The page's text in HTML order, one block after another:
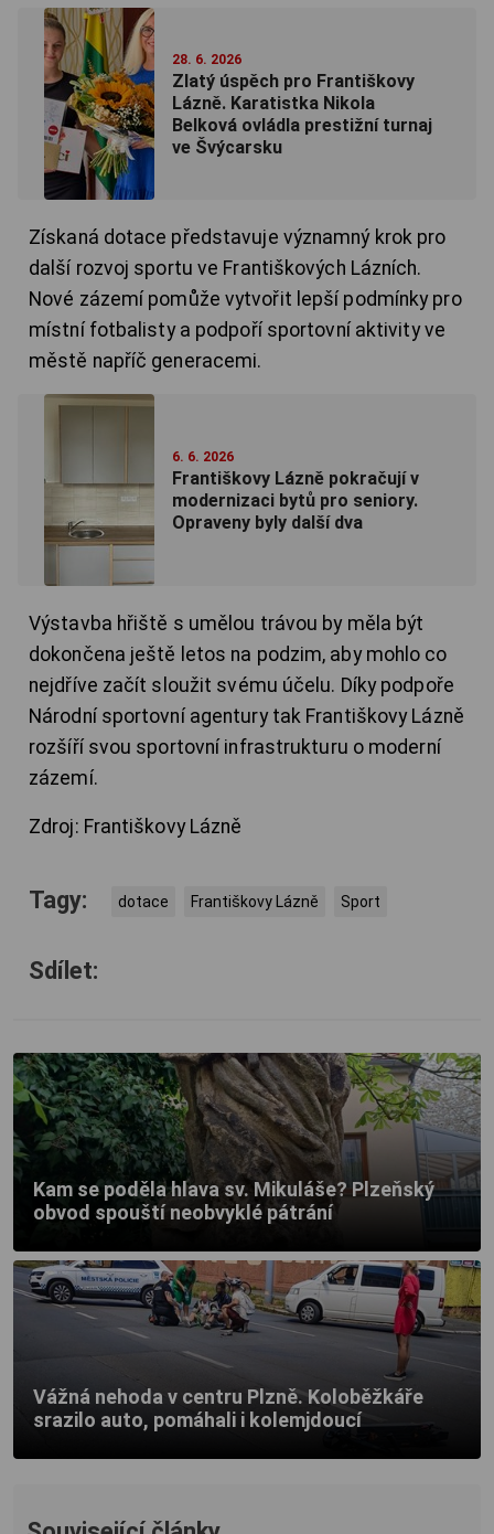
28. 6. 2026
Zlatý úspěch pro Františkovy
Lázně. Karatistka Nikola
Belková ovládla prestižní turnaj
ve Švýcarsku
Získaná dotace představuje významný krok pro
další rozvoj sportu ve Františkových Lázních.
Nové zázemí pomůže vytvořit lepší podmínky pro
místní fotbalisty a podpoří sportovní aktivity ve
městě napříč generacemi.
6. 6. 2026
Františkovy Lázně pokračují v
modernizaci bytů pro seniory.
Opraveny byly další dva
Výstavba hřiště s umělou trávou by měla být
dokončena ještě letos na podzim, aby mohlo co
nejdříve začít sloužit svému účelu. Díky podpoře
Národní sportovní agentury tak Františkovy Lázně
rozšíří svou sportovní infrastrukturu o moderní
zázemí.
Zdroj: Františkovy Lázně
Tagy: dotace Františkovy Lázně Sport
Sdílet:
Kam se poděla hlava sv. Mikuláše? Plzeňský
obvod spouští neobvyklé pátrání
Vážná nehoda v centru Plzně. Koloběžkáře
srazilo auto, pomáhali i kolemjdoucí